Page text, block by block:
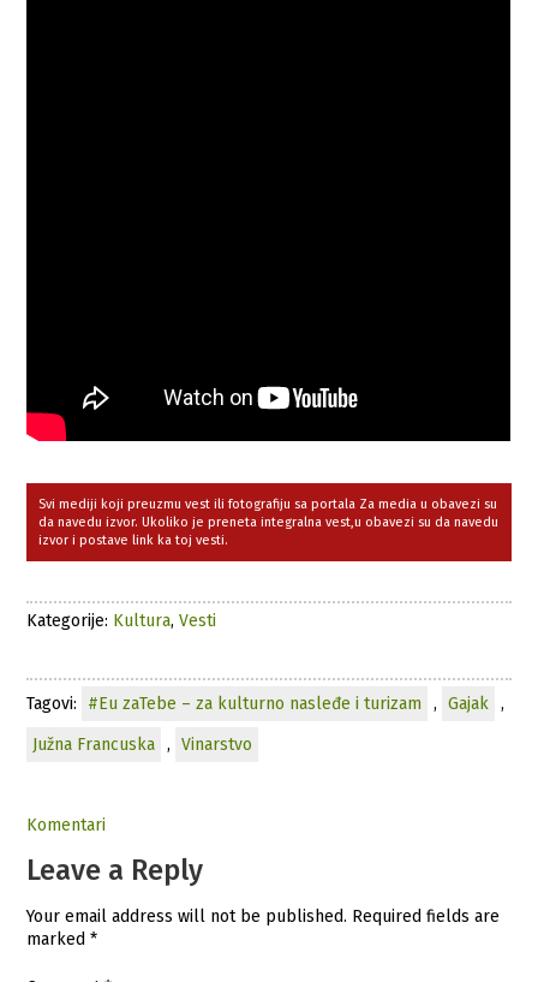
Svi mediji koji preuzmu vest ili fotografiju sa portala Za media u obavezi su
da navedu izvor. Ukoliko je preneta integralna vest,u obavezi su da navedu
izvor i postave link ka toj vesti.
Kategorije: Kultura,Vesti
Tagovi: #Eu zaTebe – za kulturno nasleđe i turizam , Gajak
,
Južna Francuska
, Vinarstvo
Komentari
Leave a Reply
Your email address will not be published. Required fields are
marked*